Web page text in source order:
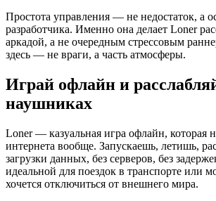
Простота управления — не недостаток, а
разработчика. Именно она делает Loner
аркадой, а не очередным стрессовым
здесь — не враги, а часть атмосферы.
Играй офлайн и
наушниках
Loner — казуальная игра офлайн, которая
интернета вообще. Запускаешь, летишь,
загрузки данных, без серверов, без
идеальной для поездок в транспорте или
хочется отключиться от внешнего мира.